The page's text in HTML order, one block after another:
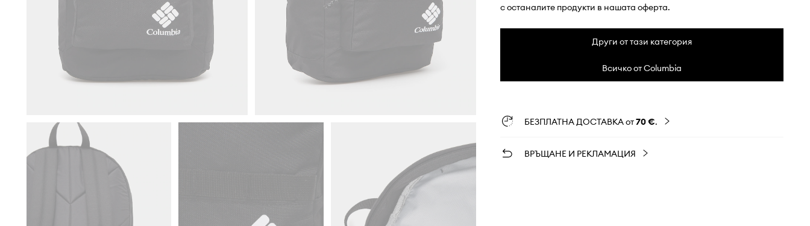
с останалите продукти в нашата оферта.
Други от тази категория
Всичко от Columbia
БЕЗПЛАТНА ДОСТАВКА от70 €.
ВРЪЩАНЕ И РЕКЛАМАЦИЯ